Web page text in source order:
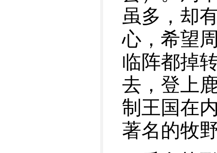
虽多，却
心，希望
临阵都掉
去，登上
制王国在
著名的牧